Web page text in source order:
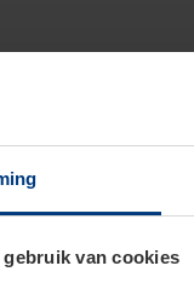
gebruik van cookies